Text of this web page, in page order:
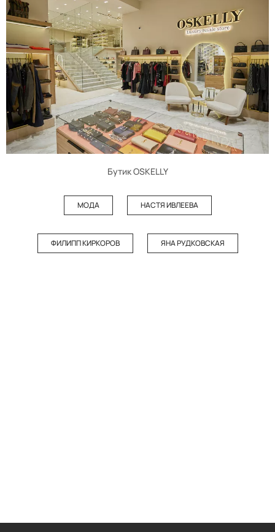
Бутик OSKELLY
МОДА НАСТЯ ИВЛЕЕВА
ФИЛИПП КИРКОРОВ ЯНА РУДКОВСКАЯ